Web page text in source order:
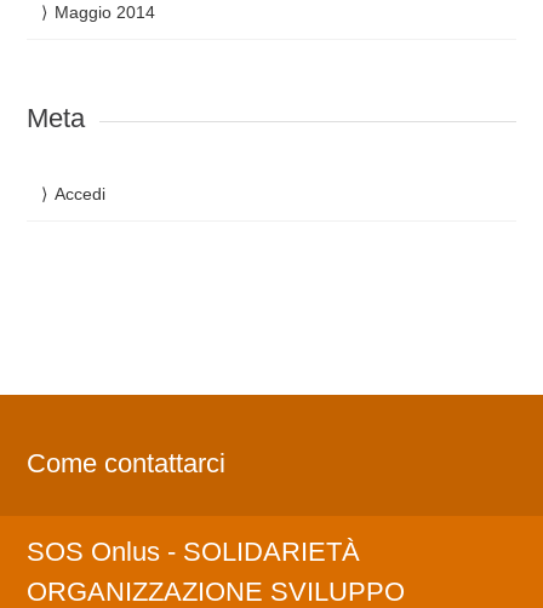
Maggio 2014
Meta
Accedi
Come contattarci
SOS Onlus - SOLIDARIETÀ
ORGANIZZAZIONE SVILUPPO